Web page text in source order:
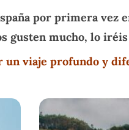
por primera
gusten mucho, lo
un viaje profundo y
España